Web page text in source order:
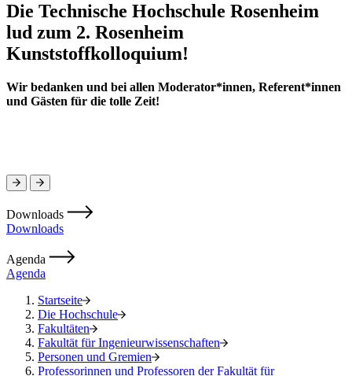
Die Technische Hochschule Rosenheim
lud zum 2. Rosenheim
Kunststoffkolloquium!
Wir bedanken und bei allen Moderator*innen, Referent*innen
und Gästen für die tolle Zeit!
Downloads
Downloads
Agenda
Agenda
Startseite
Die Hochschule
Fakultäten
Fakultät für Ingenieurwissenschaften
Personen und Gremien
Professorinnen und Professoren der Fakultät für